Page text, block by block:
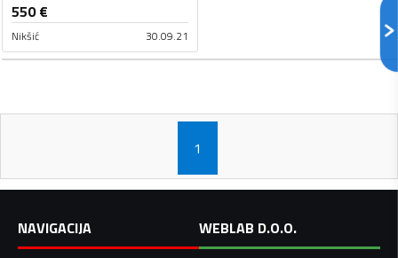
550€
Nikšić 30.09.21
1
NAVIGACIJA
WEBLAB D.O.O.